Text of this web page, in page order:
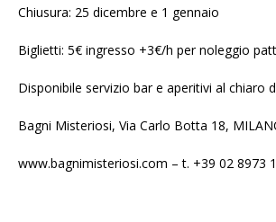
Chiusura: 25 dicembre e 1 gennaio
Biglietti: 5€ ingresso +3€/h per noleggio
Disponibile servizio bar e aperitivi al chiaro
Bagni Misteriosi, Via Carlo Botta 18,
www.bagnimisteriosi.com – t. +39 02 8973